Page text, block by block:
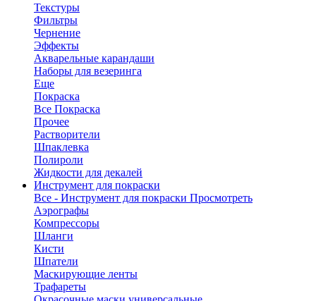
Текстуры
Фильтры
Чернение
Эффекты
Акварельные карандаши
Наборы для везеринга
Еще
Покраска
Все Покраска
Прочее
Растворители
Шпаклевка
Полироли
Жидкости для декалей
Инструмент для покраски
Все - Инструмент для покраски Просмотреть
Аэрографы
Компрессоры
Шланги
Кисти
Шпатели
Маскирующие ленты
Трафареты